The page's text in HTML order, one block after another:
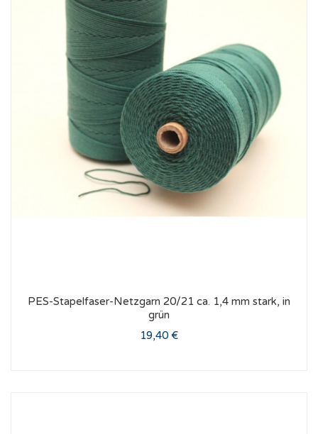
PES-Stapelfaser-Netzgarn 20/21 ca. 1,4 mm stark, in
grün
19,40 €